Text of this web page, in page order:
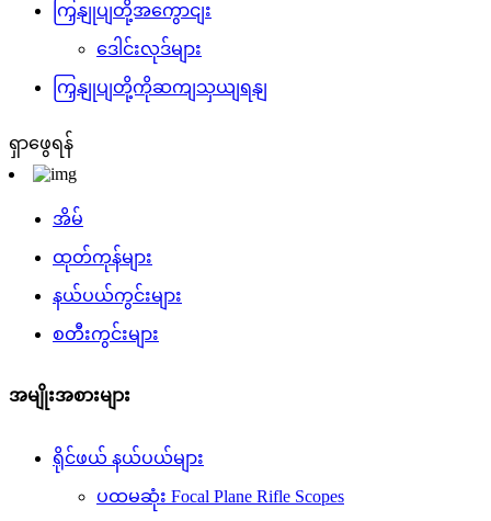
ကြှနျုပျတို့အကွောငျး
ဒေါင်းလုဒ်များ
ကြှနျုပျတို့ကိုဆကျသှယျရနျ
ရှာဖွေရန်
အိမ်
ထုတ်ကုန်များ
နယ်ပယ်ကွင်းများ
စတီးကွင်းများ
အမျိုးအစားများ
ရိုင်ဖယ် နယ်ပယ်များ
ပထမဆုံး Focal Plane Rifle Scopes